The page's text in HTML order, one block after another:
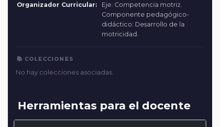
Organizador Curricular:
Eje: Competencia motriz.
Componente pedagógico-
didáctico: Desarrollo de la
motricidad.
📚 COLECCIONES
No hay colecciones asociadas.
Herramientas para el docente